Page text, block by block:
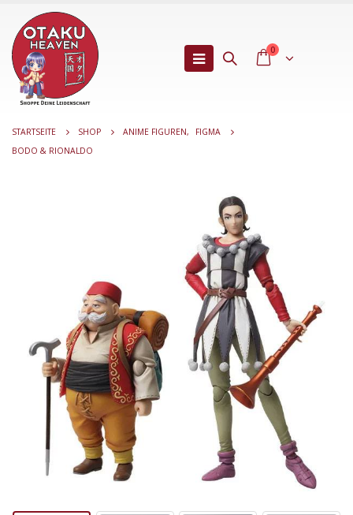
0
STARTSEITE SHOP ANIME FIGUREN,
FIGMA
BODO & RIONALDO